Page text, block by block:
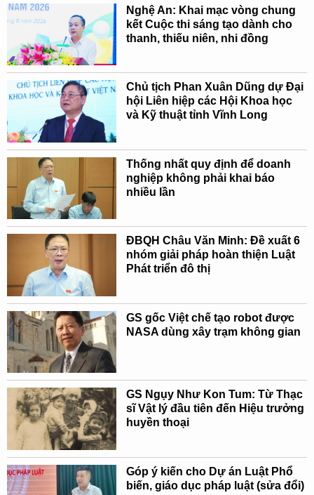
Nghệ An: Khai mạc vòng chung
kết Cuộc thi sáng tạo dành cho
thanh, thiếu niên, nhi đồng
Chủ tịch Phan Xuân Dũng dự Đại
hội Liên hiệp các Hội Khoa học
và Kỹ thuật tỉnh Vĩnh Long
Thống nhất quy định để doanh
nghiệp không phải khai báo
nhiều lần
ĐBQH Châu Văn Minh: Đề xuất 6
nhóm giải pháp hoàn thiện Luật
Phát triển đô thị
GS gốc Việt chế tạo robot được
NASA dùng xây trạm không gian
GS Ngụy Như Kon Tum: Từ Thạc
sĩ Vật lý đầu tiên đến Hiệu trưởng
huyền thoại
Góp ý kiến cho Dự án Luật Phổ
biến, giáo dục pháp luật (sửa đổi)